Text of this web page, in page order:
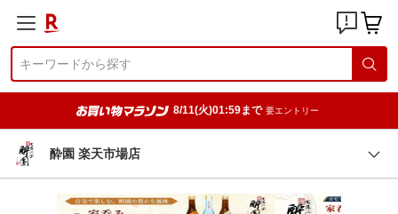
8/11(火)01:59まで 要エントリー
酔園 楽天市場店